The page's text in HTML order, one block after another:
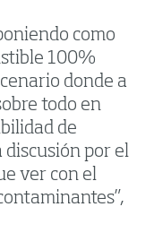
como
100%
donde a
todo en
de
discusión por el
ver con el